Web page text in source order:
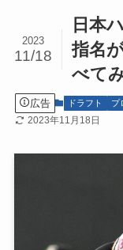
日本
指名
べて
2023
11/18
広告 ドラフト プ
2023年11月18日